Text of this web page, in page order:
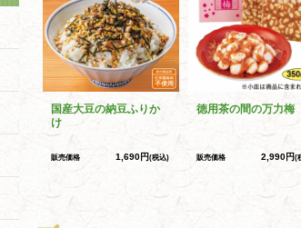
国産大豆の納豆ふりか
け
販売価格 1,690円(税込)
徳用茶の間の万力梅
販売価格 2,990円(